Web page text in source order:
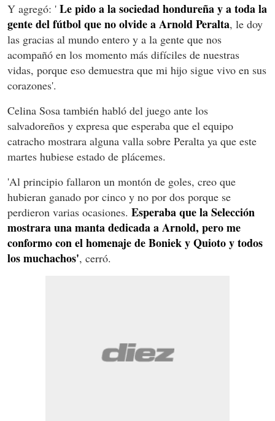
Y agregó: ' Le pido a la sociedad hondureña y a toda la
gente del fútbol que no olvide a Arnold Peralta, le doy
las gracias al mundo entero y a la gente que nos
acompañó en los momento más difíciles de nuestras
vidas, porque eso demuestra que mi hijo sigue vivo en sus
corazones'.
Celina Sosa también habló del juego ante los
salvadoreños y expresa que esperaba que el equipo
catracho mostrara alguna valla sobre Peralta ya que este
martes hubiese estado de plácemes.
'Al principio fallaron un montón de goles, creo que
hubieran ganado por cinco y no por dos porque se
perdieron varias ocasiones. Esperaba que la Selección
mostrara una manta dedicada a Arnold, pero me
conformo con el homenaje de Boniek y Quioto y todos
los muchachos', cerró.